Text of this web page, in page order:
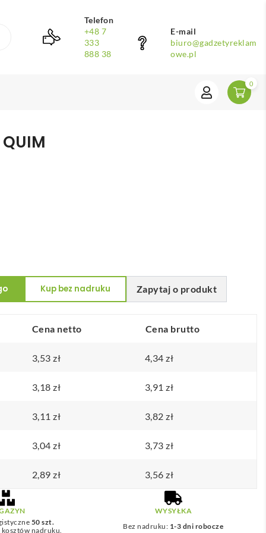
Telefon
+48 7
333
888 38
E-mail
biuro@gadzetyreklam
owe.pl
0
Zapytaj o produkt
Kup bez nadruku
Cena netto Cena brutto
3,53zł 4,34zł
3,18zł 3,91zł
3,11zł 3,82zł
3,04zł 3,73zł
2,89zł 3,56zł
50 szt.
nadruku.
WYSYŁKA
Bez nadruku: 1-3 dni robocze